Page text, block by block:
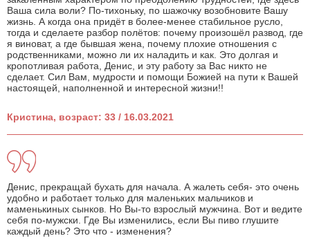
Ваша сила воли? По-тихоньку, по шажочку возобновите Вашу
жизнь. А когда она придёт в более-менее стабильное русло,
тогда и сделаете разбор полётов: почему произошёл развод, где
я виноват, а где бывшая жена, почему плохие отношения с
родственниками, можно ли их наладить и как. Это долгая и
кропотливая работа, Денис, и эту работу за Вас никто не
сделает. Сил Вам, мудрости и помощи Божией на пути к Вашей
настоящей, наполненной и интересной жизни!!
Кристина, возраст: 33 / 16.03.2021
Денис, прекращай бухать для начала. А жалеть себя- это очень
удобно и работает только для маленьких мальчиков и
маменькиных сынков. Но Вы-то взрослый мужчина. Вот и ведите
себя по-мужски. Где Вы изменились, если Вы пиво глушите
каждый день? Это что - изменения?